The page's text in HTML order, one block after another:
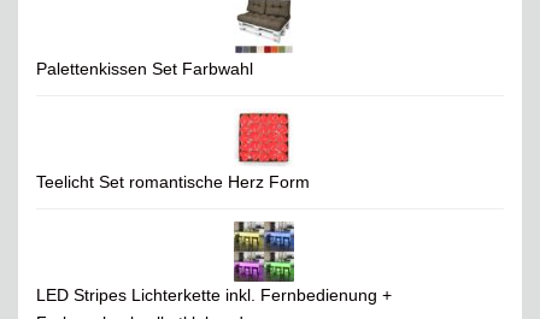
Palettenkissen Set Farbwahl
Teelicht Set romantische Herz Form
LED Stripes Lichterkette inkl. Fernbedienung +